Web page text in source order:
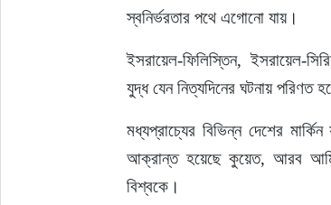
স্বনির্ভরতার পথে এগোনো যায়।
ইসরায়েল-ফিলিস্তিন, ইসরায়েল-
যুদ্ধ যেন নিত্যদিনের ঘটনায় পরিণত
মধ্যপ্রাচ্যের বিভিন্ন দেশের
আক্রান্ত হয়েছে কুয়েত, আরব
বিশ্বকে।